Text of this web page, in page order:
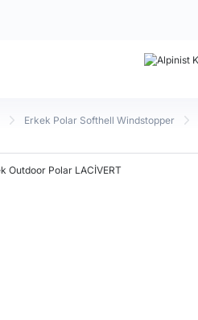
Erkek Polar Softhell Windstopper